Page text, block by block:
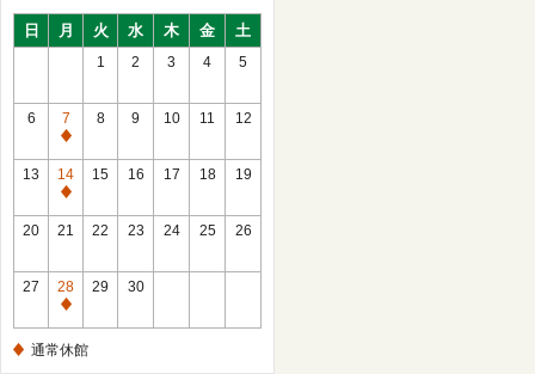
館
日 月 火 水 木 金 土
1 2 3 4 5
6
7
通
常
休
館
8 9 10 11 12
13
14
通
常
館
15 16 17 18 19
20 21 22 23 24 25 26
27
28
通
休
29 30
通常休館